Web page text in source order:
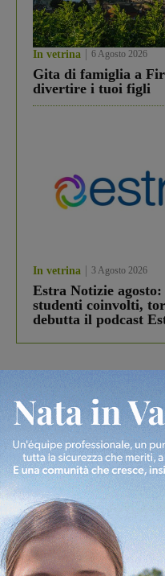
In vetrina 6 Agosto 2026
Gita di famiglia a
divertire i tuoi figli
In vetrina 3 Agosto 2026
Estra Notizie
studenti coinvolti,
debutta il podcast
Più lette
Figline Incisa Valdarno 1
Piscina di Figline
Pnrr, il gruppo di
ringraziamento al
Cronaca 4 Agosto 2026
Un anno fa la